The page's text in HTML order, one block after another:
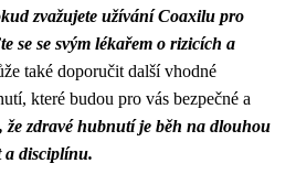
zvažujete užívání Coaxilu pro
se se svým lékařem o rizicích a
také doporučit další vhodné
které budou pro vás bezpečné a
že zdravé hubnutí je běh na dlouhou
a disciplínu.